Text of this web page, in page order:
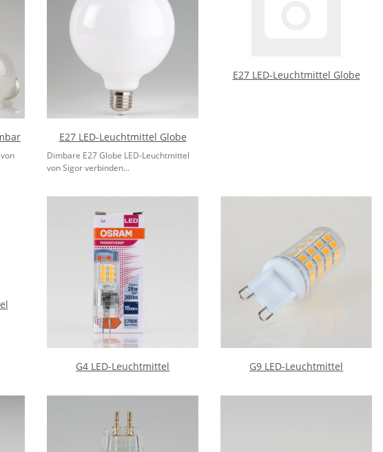
E27 LED-Leuchtmittel Globe
Dimbare E27 Globe LED-Leuchtmittel
von Sigor verbinden...
E27 LED-Leuchtmittel Globe
G4 LED-Leuchtmittel G9 LED-Leuchtmittel